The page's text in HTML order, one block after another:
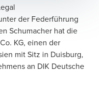
der Federführung
Schumacher hat die
KG, einen der
mit Sitz in Duisburg,
an DIK Deutsche